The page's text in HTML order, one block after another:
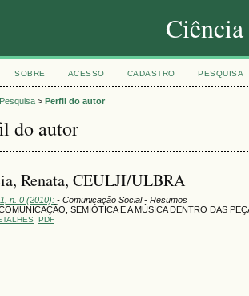
SOBRE ACESSO CADASTRO PESQUISA
Pesquisa > Perfil do autor
do autor
Renata, CEULJI/ULBRA
n. 0 (2010): - Comunicação Social - Resumos
SEMIÓTICA E A MÚSICA DENTRO DAS
PDF